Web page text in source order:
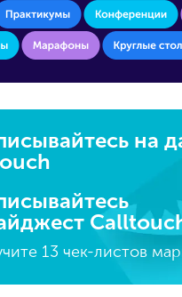
на
13 чек-листов